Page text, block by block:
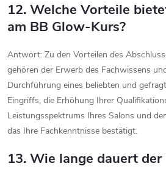
12. Welche Vorteile
am BB Glow-Kurs?
Antwort: Zu den Vorteilen des
gehören der Erwerb des Fachwissens
Durchführung eines beliebten und
Eingriffs, die Erhöhung Ihrer
Leistungsspektrums Ihres Salons und
das Ihre Fachkenntnisse bestätigt.
13. Wie lange dauert